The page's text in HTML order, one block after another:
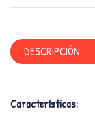
DESCRIPCIÓN
Características: